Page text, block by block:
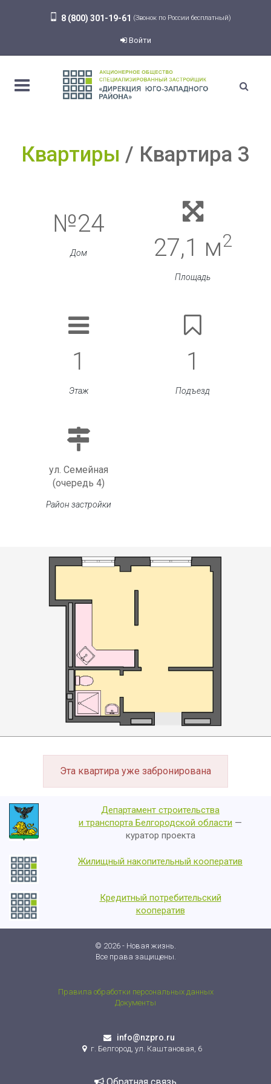
8 (800) 301-19-61 (Звонок по России бесплатный)
Войти
Квартиры Квартира 3
№24
Дом 27,1 м2
Площадь
1
Этаж
1
Подъезд
ул. Семейная
(очередь 4)
Район застройки
Эта квартира уже забронирована
Департамент строительства
и транспорта Белгородской области —
куратор проекта
Жилищный накопительный кооператив
Кредитный потребительский
кооператив
© 2026 - Новая жизнь.
Все права защищены.
Правила обработки персональных данных
Документы
info@nzpro.ru
г. Белгород, ул. Каштановая, 6
Обратная связь